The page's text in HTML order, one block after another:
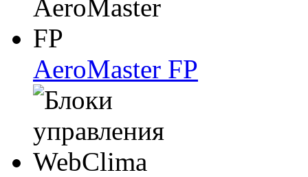
AeroMaster FP